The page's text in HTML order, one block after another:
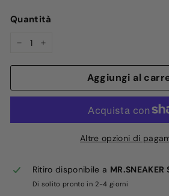
listino
Quantità
Aggiungi al
Altre opzioni di
Ritiro disponibile a MR.SNEAKER
Di solito pronto in 2-4 giorni